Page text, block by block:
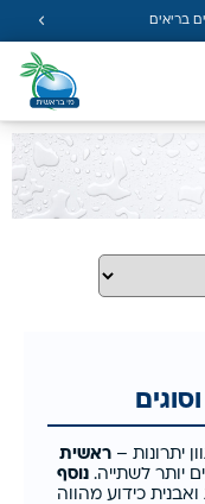
יתרונות – ראשית
יותר לשתייה. נוסף
ואבנית כידוע מהווה